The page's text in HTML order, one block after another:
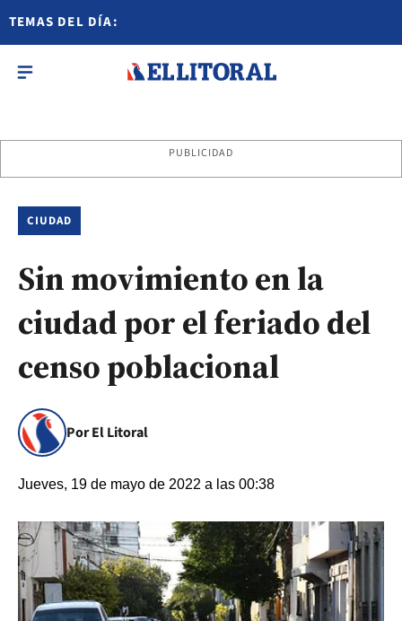
TEMAS DEL DÍA:
PUBLICIDAD
CIUDAD
Sin movimiento en la
ciudad por el feriado del
censo poblacional
Por El Litoral
Jueves, 19 de mayo de 2022 a las 00:38